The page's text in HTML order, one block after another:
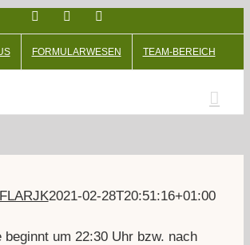
FacebookFacebook
FORMULARWESEN TEAM-BEREICH
2021-02-28T20:51:16+01:00
beginnt um 22:30 Uhr bzw. nach